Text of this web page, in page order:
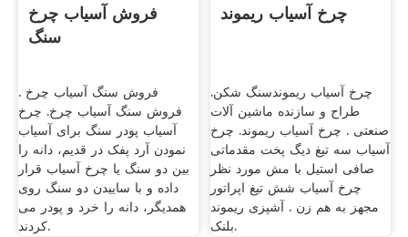
فروش آسیاب چرخ
سنگ
فروش سنگ آسیاب چرخ .
فروش سنگ آسیاب چرخ. چرخ
آسیاب پودر سنگ برای آسیاب
نمودن آرد پفک در قدیم، دانه را
بین دو سنگ یا چرخ آسیاب قرار
داده و با ساییدن دو سنگ روی
همدیگر، دانه را خرد و پودر می
کردند.
چرخ آسیاب ریموند
چرخ آسیاب ریموندسنگ شکن.
طراح و سازنده ماشین آلات
صنعتی . چرخ آسیاب ریموند. چرخ
آسیاب سه تیغ دیگ پخت مقدماتی
صافی استیل با مش مورد نظر
چرخ آسیاب شش تیغ اپراتور
مجهز به هم زن . آشپزی ریموند
بلنک.